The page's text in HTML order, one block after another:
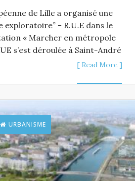
de Lille a organisé une
exploratoire” – R.U.E dans le
« Marcher en métropole
s’est déroulée à Saint-André
[ Read More ]
URBANISME